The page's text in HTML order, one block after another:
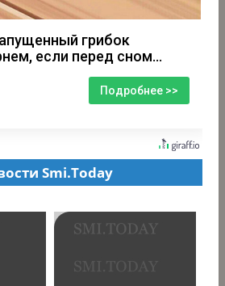
грибок
если перед сном…
Подробнее >>